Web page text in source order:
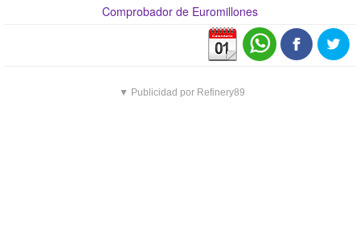
Comprobador de Euromillones
▼ Publicidad por Refinery89